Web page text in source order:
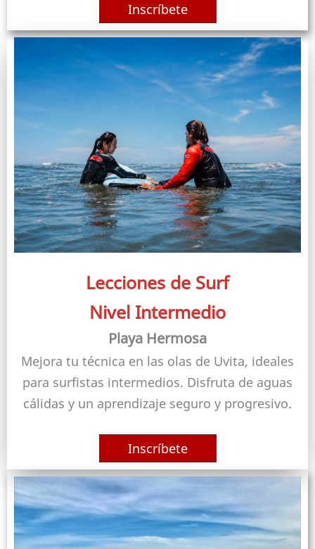
Inscríbete
Lecciones de Surf
Nivel Intermedio
Playa Hermosa
Mejora tu técnica en las olas de Uvita, ideales
para surfistas intermedios. Disfruta de aguas
cálidas y un aprendizaje seguro y progresivo.
Inscríbete